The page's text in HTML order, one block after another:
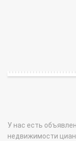
У нас есть
недвижимости